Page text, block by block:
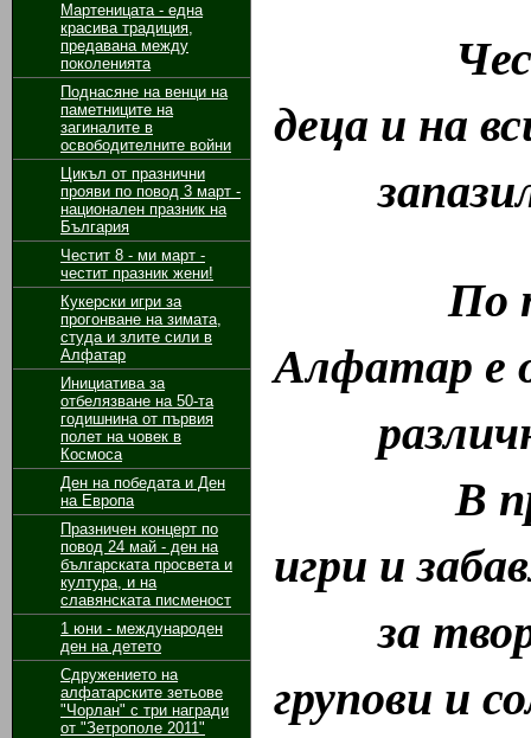
Мартеницата - една
красива традиция,
предавана между
поколенията
Поднасяне на венци на
паметниците на
загиналите в
освободителните войни
Цикъл от празнични
прояви по повод 3 март -
национален празник на
България
Честит 8 - ми март -
честит празник жени!
Кукерски игри за
прогонване на зимата,
студа и злите сили в
Алфатар
Инициатива за
отбелязване на 50-та
годишнина от първия
полет на човек в
Космоса
Ден на победата и Ден
на Европа
Празничен концерт по
повод 24 май - ден на
българската просвета и
култура, и на
славянската писменост
1 юни - международен
ден на детето
Сдружението на
алфатарските зетьове
"Чорлан" с три награди
от "Зетрополе 2011"
Честит
деца и на
По
Алфатар е
В
игри и
за
групови и